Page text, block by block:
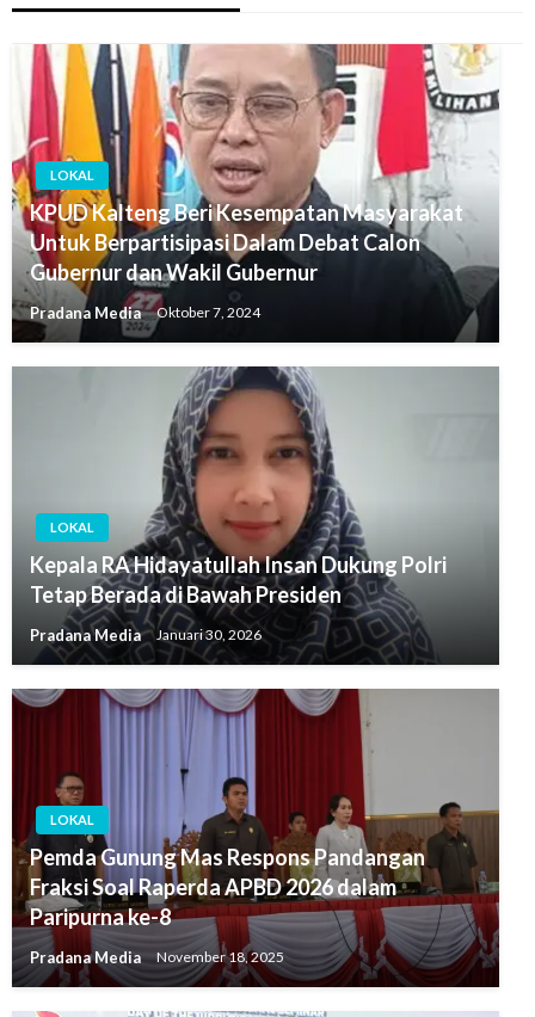
LOKAL
KPUD Kalteng Beri Kesempatan Masyarakat
Untuk Berpartisipasi Dalam Debat Calon
Gubernur dan Wakil Gubernur
Pradana Media Oktober 7, 2024
LOKAL
Kepala RA Hidayatullah Insan Dukung Polri
Tetap Berada di Bawah Presiden
Pradana Media Januari 30, 2026
LOKAL
Pemda Gunung Mas Respons Pandangan
Fraksi Soal Raperda APBD 2026 dalam
Paripurna ke-8
Pradana Media November 18, 2025